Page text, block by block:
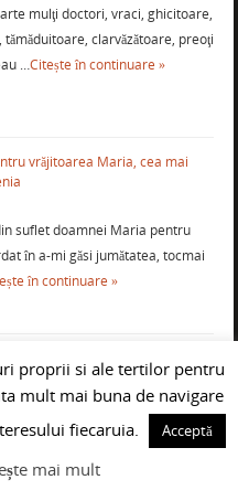
mulţi doctori, vraci, ghicitoare,
tămăduitoare, clarvăzătoare, preoţi
…Citește în continuare »
vrăjitoarea Maria, cea mai
suflet doamnei Maria pentru
în a-mi găsi jumătatea, tocmai
în continuare »
pentru vrăjitoarea
Craiova
2024
care s-a stabilit în Belgia de 8
o …
Citește în continuare »
proprii si ale tertilor pentru
mult mai buna de navigare
fiecaruia.
Acceptă
mai mult